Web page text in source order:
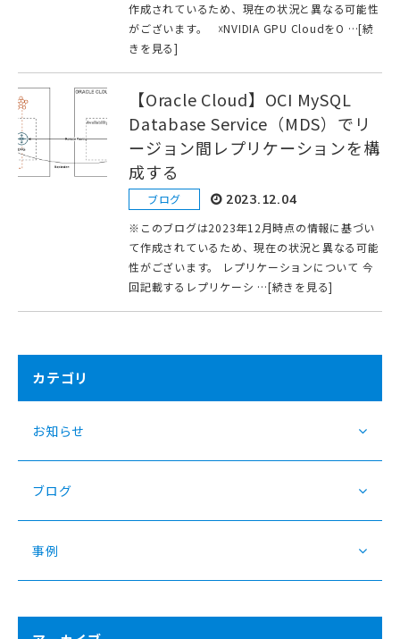
作成されているため、現在の状況と異なる可能性
がございます。 ☓NVIDIA GPU CloudをO …[続
きを見る]
【Oracle Cloud】OCI MySQL
Database Service（MDS）でリ
ージョン間レプリケーションを構
成する
ブログ 2023.12.04
※このブログは2023年12月時点の情報に基づい
て作成されているため、現在の状況と異なる可能
性がございます。 レプリケーションについて 今
回記載するレプリケーシ …[続きを見る]
カテゴリ
お知らせ
ブログ
事例